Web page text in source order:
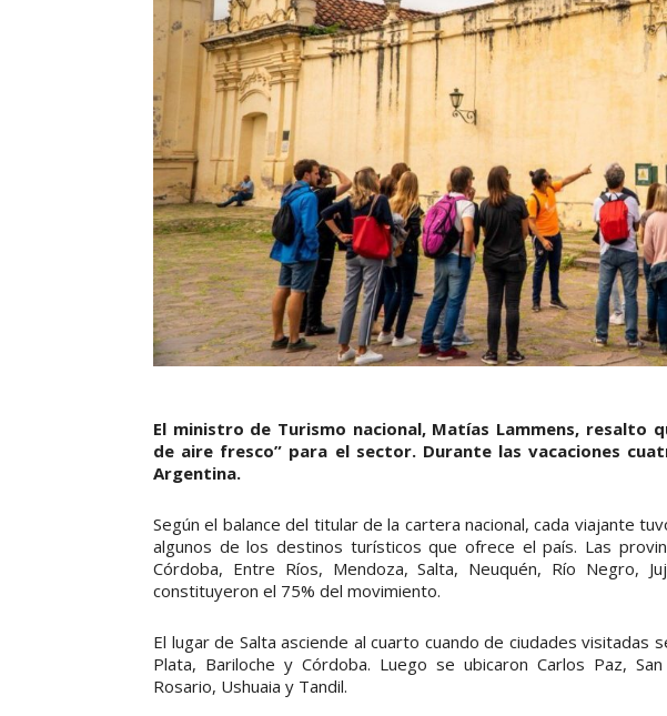
El ministro de Turismo nacional, Matías Lammens, resalto
de aire fresco” para el sector. Durante las vacaciones
Argentina.
Según el balance del titular de la cartera nacional, cada viajante
algunos de los destinos turísticos que ofrece el país. Las
Córdoba, Entre Ríos, Mendoza, Salta, Neuquén, Río Negro,
constituyeron el 75% del movimiento.
El lugar de Salta asciende al cuarto cuando de ciudades
Plata, Bariloche y Córdoba. Luego se ubicaron Carlos Paz,
Rosario, Ushuaia y Tandil.